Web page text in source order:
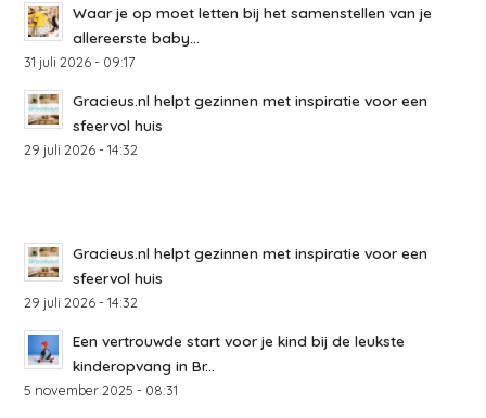
Waar je op moet letten bij het samenstellen van je
allereerste baby...
31 juli 2026 - 09:17
Gracieus.nl helpt gezinnen met inspiratie voor een
sfeervol huis
29 juli 2026 - 14:32
Gracieus.nl helpt gezinnen met inspiratie voor een
sfeervol huis
29 juli 2026 - 14:32
Een vertrouwde start voor je kind bij de leukste
kinderopvang in Br...
5 november 2025 - 08:31